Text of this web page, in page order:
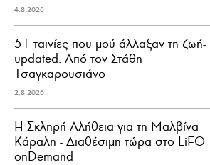
4.8.2026
51 ταινίες που μού άλλαξαν τη ζωή-
updated. Aπό τον Στάθη
Τσαγκαρουσιάνο
2.8.2026
Η Σκληρή Αλήθεια για τη Μαλβίνα
Κάραλη - Διαθέσιμη τώρα στo LiFO
onDemand